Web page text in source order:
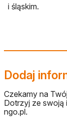
i śląskim.
Dodaj
Czekamy na
Dotrzyj ze swoją
ngo.pl.